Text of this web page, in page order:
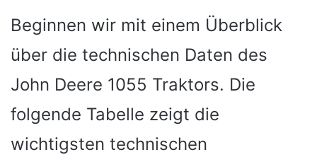
Beginnen wir mit einem Überblick
über die technischen Daten des
John Deere 1055 Traktors. Die
folgende Tabelle zeigt die
wichtigsten technischen